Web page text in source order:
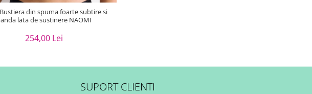
Bustiera din spuma foarte subtire si
lata de sustinere NAOMI
254,00 Lei
SUPORT CLIENTI